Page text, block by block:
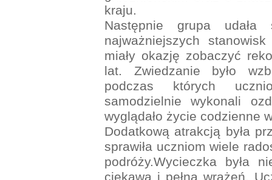
kraju.
Następnie grupa
najważniejszych
miały okazję zobaczyć
lat. Zwiedzanie było
podczas których
samodzielnie wykonali
wyglądało życie codzienne
Dodatkową atrakcją była
sprawiła uczniom wiele
podróży.Wycieczka była
ciekawa i pełna wrażeń.